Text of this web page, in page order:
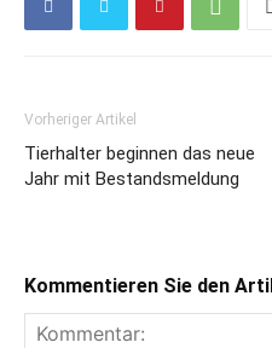
Vorheriger Artikel
Tierhalter beginnen das neue
Jahr mit Bestandsmeldung
Kommentieren Sie den